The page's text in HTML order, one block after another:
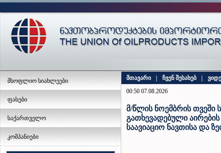
მსოფლიო სიახლეები
ფასები
საქართველო
კომპანიები
მთავარი ჩვენ შესახებ
00:50 07.08.2026
მ/წლის ნოემბრის თვეში
გათხევადებული
საავიაციო ნავთისა და